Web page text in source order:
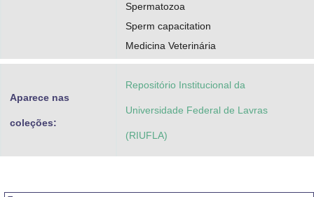
Spermatozoa
Sperm capacitation
Medicina Veterinária
Aparece nas
coleções:
Repositório Institucional da
Universidade Federal de Lavras
(RIUFLA)